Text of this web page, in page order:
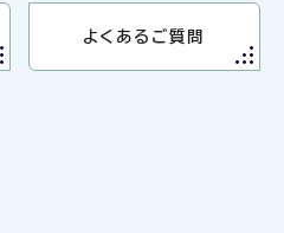
よくあるご質問